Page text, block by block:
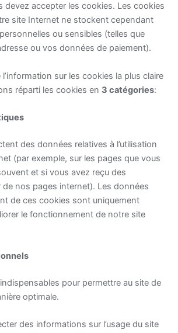
devez accepter les cookies. Les cookies
site Internet ne stockent cependant
ou sensibles (telles que
ou vos données de paiement).
sur les cookies la plus claire
réparti les cookies en 3 catégories:
des données relatives à l’utilisation
(par exemple, sur les pages que vous
et si vous avez reçu des
de nos pages internet). Les données
de ces cookies sont uniquement
le fonctionnement de notre site
pour permettre au site de
optimale.
des informations sur l’usage du site